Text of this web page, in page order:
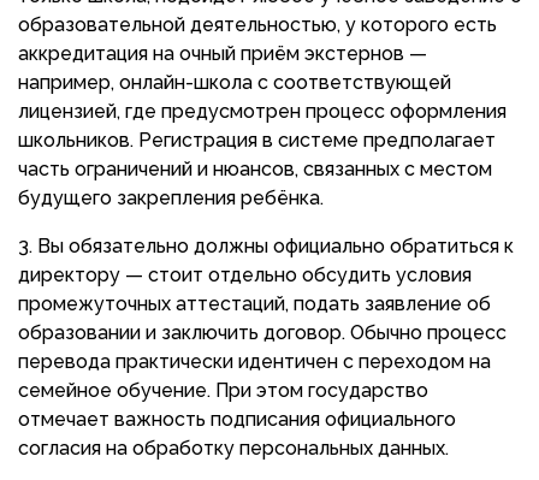
образовательной деятельностью, у которого есть
аккредитация на очный приём экстернов —
например, онлайн-школа с соответствующей
лицензией, где предусмотрен процесс оформления
школьников. Регистрация в системе предполагает
часть ограничений и нюансов, связанных с местом
будущего закрепления ребёнка.
Вы обязательно должны официально обратиться к
директору — стоит отдельно обсудить условия
промежуточных аттестаций, подать заявление об
образовании и заключить договор. Обычно процесс
перевода практически идентичен с переходом на
семейное обучение. При этом государство
отмечает важность подписания официального
согласия на обработку персональных данных.